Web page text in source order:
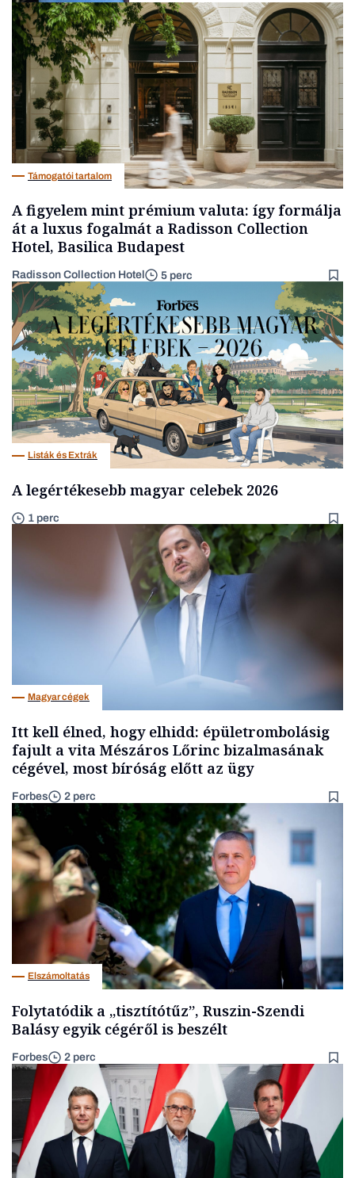
Társadalom
Támogatói tartalom
A figyelem mint prémium valuta: így formálja
át a luxus fogalmát a Radisson Collection
Hotel, Basilica Budapest
Radisson Collection Hotel 5 perc
Listák és Extrák
A legértékesebb magyar celebek 2026
1 perc
Magyar cégek
Itt kell élned, hogy elhidd: épületrombolásig
fajult a vita Mészáros Lőrinc bizalmasának
cégével, most bíróság előtt az ügy
Forbes 2 perc
Elszámoltatás
Folytatódik a „tisztítótűz”, Ruszin-Szendi
Balásy egyik cégéről is beszélt
Forbes 2 perc